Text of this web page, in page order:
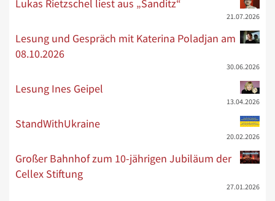
Lukas Rietzschel liest aus „Sanditz“
21.07.2026
Lesung und Gespräch mit Katerina Poladjan am
08.10.2026
30.06.2026
Lesung Ines Geipel
13.04.2026
StandWithUkraine
20.02.2026
Großer Bahnhof zum 10-jährigen Jubiläum der
Cellex Stiftung
27.01.2026